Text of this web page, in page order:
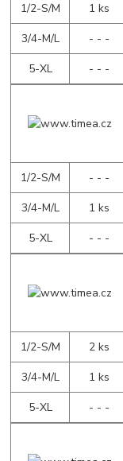
1/2-S/M
1 ks
3/4-M/L
- - -
5-XL
- - -
1/2-S/M
- - -
3/4-M/L
1 ks
5-XL
- - -
1/2-S/M
2 ks
3/4-M/L
1 ks
5-XL
- - -